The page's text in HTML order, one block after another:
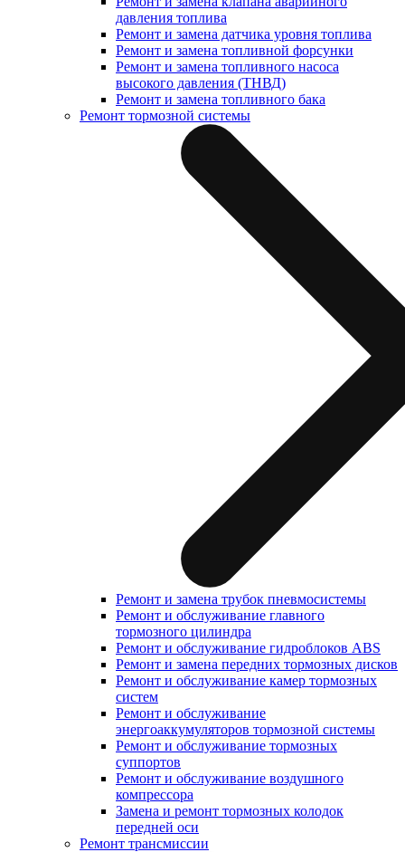
давления топлива
Ремонт и замена датчика уровня топлива
Ремонт и замена топливной форсунки
Ремонт и замена топливного насоса
высокого давления (ТНВД)
Ремонт и замена топливного бака
Ремонт тормозной системы
Ремонт и замена трубок пневмосистемы
Ремонт и обслуживание главного
тормозного цилиндра
Ремонт и обслуживание гидроблоков ABS
Ремонт и замена передних тормозных дисков
Ремонт и обслуживание камер тормозных
систем
Ремонт и обслуживание
энергоаккумуляторов тормозной системы
Ремонт и обслуживание тормозных
суппортов
Ремонт и обслуживание воздушного
компрессора
Замена и ремонт тормозных колодок
передней оси
Ремонт трансмиссии